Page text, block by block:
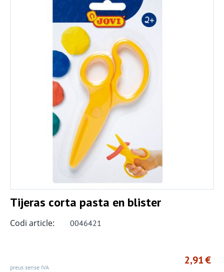
Tijeras corta pasta en blister
Codi article: 0046421
2,91€
preus sense IVA